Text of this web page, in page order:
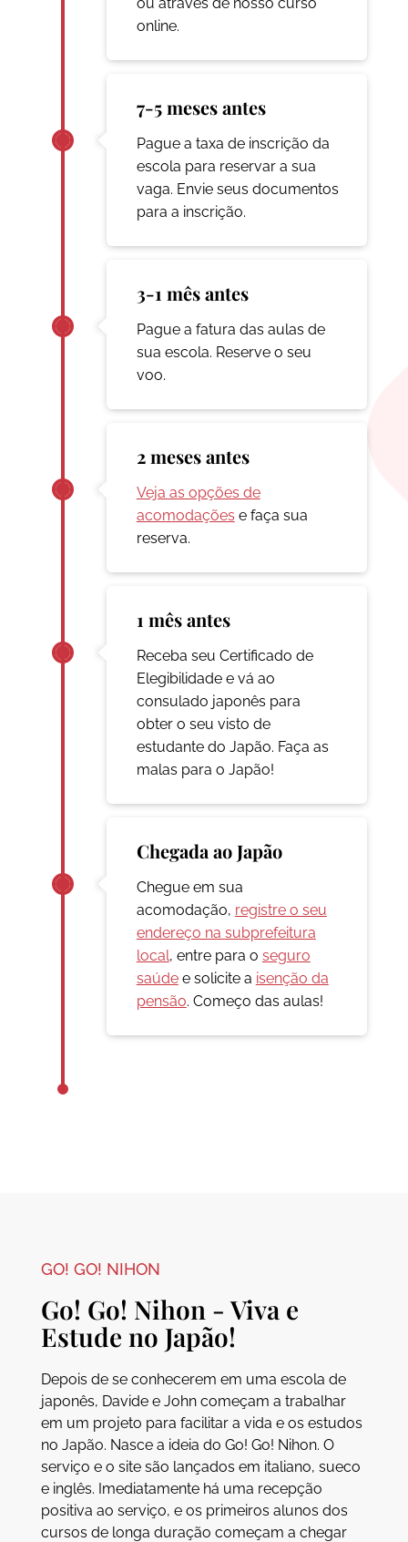
online.
7-5 meses antes
Pague a taxa de inscrição da
escola para reservar a sua
vaga. Envie seus documentos
para a inscrição.
3-1 mês antes
Pague a fatura das aulas de
sua escola. Reserve o seu
voo.
2 meses antes
Veja as opções de
acomodações e faça sua
reserva.
1 mês antes
Receba seu Certificado de
Elegibilidade e vá ao
consulado japonês para
obter o seu visto de
estudante do Japão. Faça as
malas para o Japão!
Chegada ao Japão
Chegue em sua
acomodação, registre o seu
endereço na subprefeitura
local, entre para o seguro
saúdee solicite a isenção da
pensão. Começo das aulas!
GO! GO! NIHON
Go! Go! Nihon - Viva e
Estude no Japão!
Depois de se conhecerem em uma escola de
japonês, Davide e John começam a trabalhar
em um projeto para facilitar a vida e os estudos
no Japão. Nasce a ideia do Go! Go! Nihon. O
serviço e o site são lançados em italiano, sueco
e inglês. Imediatamente há uma recepção
positiva ao serviço, e os primeiros alunos dos
cursos de longa duração começam a chegar